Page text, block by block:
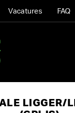
Vacatures FAQ
LIGGER/